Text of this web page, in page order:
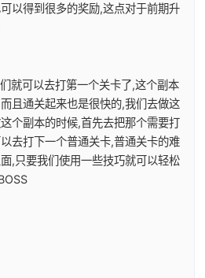
以得到很多的奖励,这点对于前期升
就可以去打第一个关卡了,这个副本
且通关起来也是很快的,我们去做这
个副本的时候,首先去把那个需要打
去打下一个普通关卡,普通关卡的难
,只要我们使用一些技巧就可以轻松